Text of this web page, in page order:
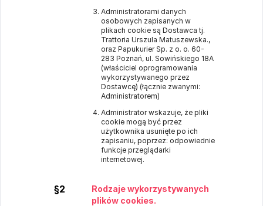
Administratorami danych
osobowych zapisanych w
plikach cookie są Dostawca tj.
Trattoria Urszula Matuszewska.,
oraz Papukurier Sp. z o. o. 60-
283 Poznań, ul. Sowińskiego 18A
(właściciel oprogramowania
wykorzystywanego przez
Dostawcę) (łącznie zwanymi:
Administratorem)
Administrator wskazuje, że pliki
cookie mogą być przez
użytkownika usunięte po ich
zapisaniu, poprzez: odpowiednie
funkcje przeglądarki
internetowej.
§2
Rodzaje wykorzystywanych
plików cookies.